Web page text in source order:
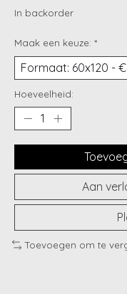
In backorder
Maak een keuze: *
Hoeveelheid:
Aan
Toevoegen om te